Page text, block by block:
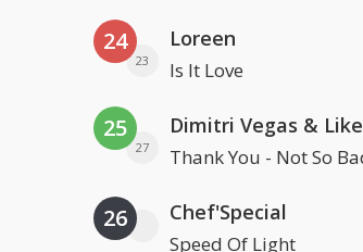
24
23
Loreen
Is It Love
25
27 Thank You - Not So
26 Chef'Special
Speed Of Light